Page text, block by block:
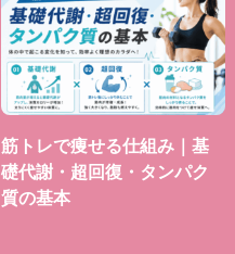
筋トレで痩せる仕組み｜基
礎代謝・超回復・タンパク
質の基本